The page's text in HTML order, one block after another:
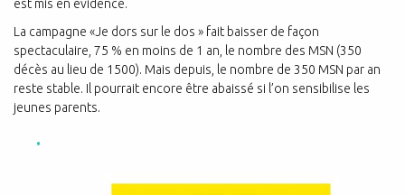
est mis en évidence.
La campagne «Je dors sur le dos » fait baisser de façon
spectaculaire, 75 % en moins de 1 an, le nombre des MSN (350
décès au lieu de 1500). Mais depuis, le nombre de 350 MSN par an
reste stable. Il pourrait encore être abaissé si l’on sensibilise les
jeunes parents.